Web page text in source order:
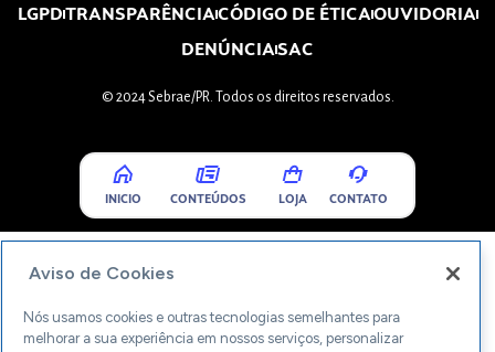
LGPDTRANSPARÊNCIACÓDIGO DE ÉTICAOUVIDORIA
DENÚNCIASAC
© 2024 Sebrae/PR. Todos os direitos reservados.
INICIO CONTEÚDOS LOJA CONTATO
Aviso de Cookies
Nós usamos cookies e outras tecnologias semelhantes para
melhorar a sua experiência em nossos serviços, personalizar